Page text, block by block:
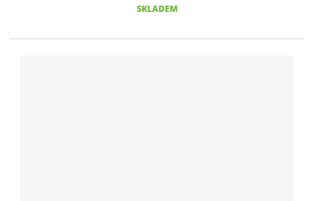
SKLADEM